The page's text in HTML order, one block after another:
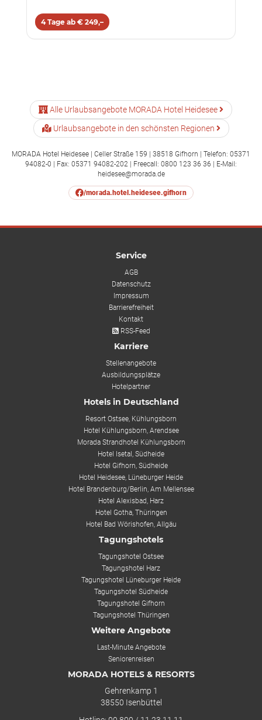
4 Tage ab € 249,–
Alle Urlaubsangebote MORADA Hotel Heidesee
Urlaubsangebote in den schönsten Regionen
MORADA Hotel Heidesee | Celler Straße 159 | 38518 Gifhorn | Telefon: 05371
94082-0 | Fax: 05371 94082-202 | Freecall: 0800 123 36 36 | E-Mail:
heidesee@morada.de
/morada.hotel.heidesee.gifhorn
Service
AGB
Datenschutz
Impressum
Barrierefreiheit
Kontakt
RSS-Feed
Karriere
Stellenangebote
Ausbildungsplätze
Hotelpartner
Hotels in Deutschland
Resort Ostsee, Kühlungsborn
Hotel Kühlungsborn, Arendsee
Morada Strandhotel Kühlungsborn
Hotel Isetal, Südheide
Hotel Gifhorn, Südheide
Hotel Heidesee, Lüneburger Heide
Hotel Brandenburg/Berlin, Am Mellensee
Hotel Alexisbad, Harz
Hotel Gotha, Thüringen
Hotel Bad Wörishofen, Allgäu
Tagungshotels
Tagungshotel Ostsee
Tagungshotel Harz
Tagungshotel Lüneburger Heide
Tagungshotel Südheide
Tagungshotel Gifhorn
Tagungshotel Thüringen
Weitere Angebote
Last-Minute Angebote
Seniorenreisen
MORADA HOTELS & RESORTS
Gehrenkamp 1
38550 Isenbüttel